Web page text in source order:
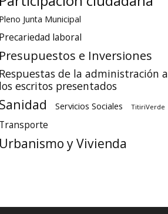
Junta Municipal
laboral
e Inversiones
de la administración a
escritos presentados
Servicios Sociales TitiriVerde
y Vivienda